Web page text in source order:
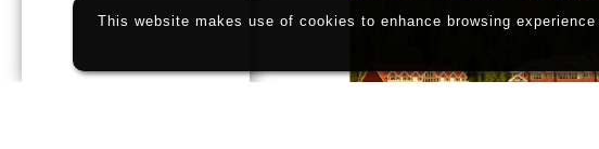
This website makes use of cookies to enhance browsing